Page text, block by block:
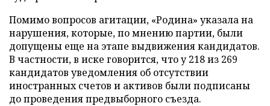
Помимо вопросов агитации, «Родина» указала на
нарушения, которые, по мнению партии, были
допущены еще на этапе выдвижения кандидатов.
В частности, в иске говорится, что у 218 из 269
кандидатов уведомления об отсутствии
иностранных счетов и активов были подписаны
до проведения предвыборного съезда.